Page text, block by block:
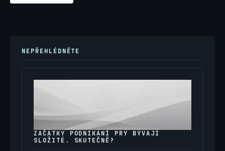
NEPŘEHLÉDNĚTE
ZAČÁTKY PODNIKÁNÍ PRÝ BÝVAJÍ
SLOŽITÉ. SKUTEČNĚ?